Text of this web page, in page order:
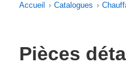
Accueil Catalogues
Pièces